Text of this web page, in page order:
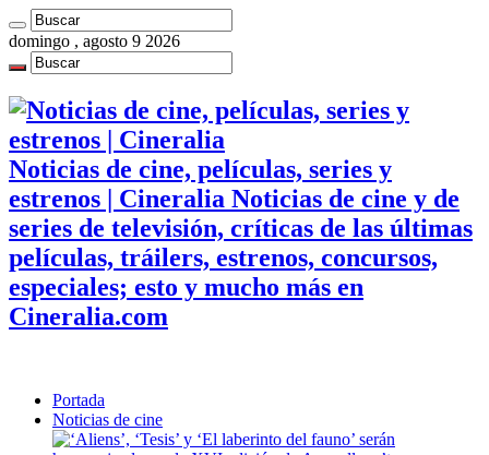
domingo , agosto 9 2026
Noticias de cine, películas, series y
estrenos | Cineralia Noticias de cine y de
series de televisión, críticas de las últimas
películas, tráilers, estrenos, concursos,
especiales; esto y mucho más en
Cineralia.com
Portada
Noticias de cine